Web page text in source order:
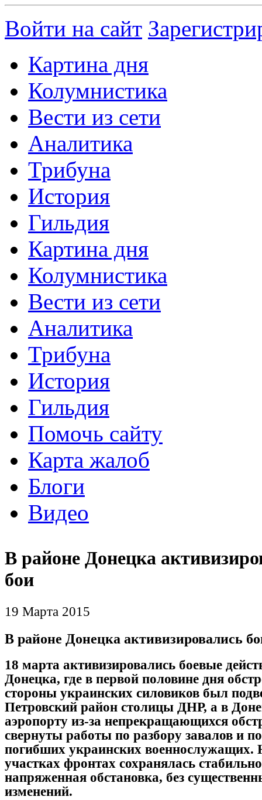
Войти на сайт
Картина дня
Колумнистика
Вести из сети
Аналитика
Трибуна
История
Гильдия
Картина дня
Колумнистика
Вести из сети
Аналитика
Трибуна
История
Гильдия
Помочь сайту
Карта жалоб
Блоги
Видео
В районе Донецка
бои
19 Марта 2015
В районе Донецка активизировались
18 марта активизировались боевые
Донецка, где в первой половине дня
стороны украинских силовиков был
Петровский район столицы ДНР, а в
аэропорту из-за непрекращающихся
свернуты работы по разбору завалов и
погибших украинских военнослужащих.
участках фронтах сохранялась
напряженная обстановка, без
изменений.